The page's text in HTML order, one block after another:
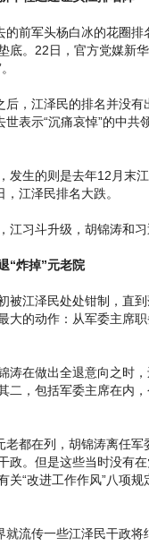
的前军头杨白冰的花圈
底。22日，官方党媒新
后，江泽民的排名并没
世表示“沉痛哀悼”的中
发生的则是去年12月末
江泽民排名大跌。
江习斗升级，胡锦涛和习
“炸掉”元老院
被江泽民处处钳制，直
大的动作：从军委主席
涛在做出全退意向之时
二，包括军委主席在内
老都在列，胡锦涛离任
政。但是这些当时没有
关“改进工作作风”八项
就流传一些江泽民干政将